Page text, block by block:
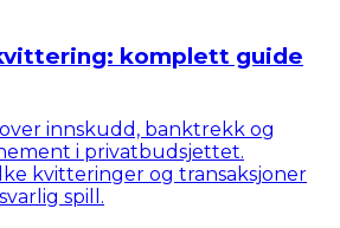
komplett guide
innskudd, banktrekk og
i privatbudsjettet.
kvitteringer og transaksjoner
spill.